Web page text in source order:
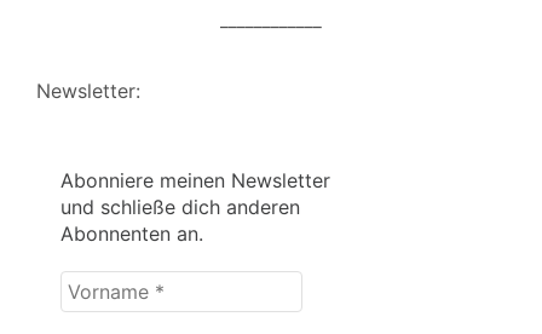
Newsletter:
Abonniere meinen Newsletter
und schließe dich anderen
Abonnenten an.
Vorname
*